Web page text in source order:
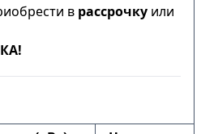
в рассрочку или